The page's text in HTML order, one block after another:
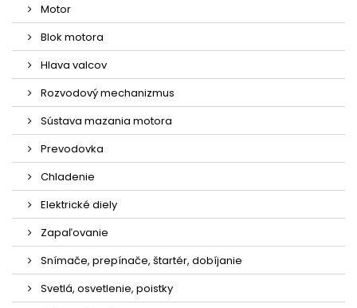
Motor
Blok motora
Hlava valcov
Rozvodový mechanizmus
Sústava mazania motora
Prevodovka
Chladenie
Elektrické diely
Zapaľovanie
Snímače, prepínače, štartér, dobíjanie
Svetlá, osvetlenie, poistky